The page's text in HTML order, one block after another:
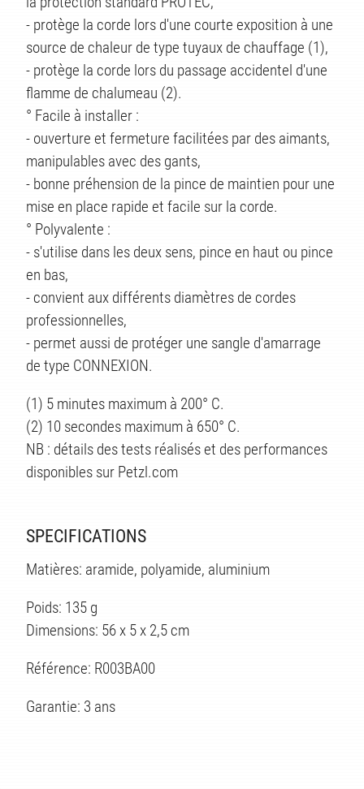
- protège la corde lors d'une courte exposition à une
source de chaleur de type tuyaux de chauffage (1),
- protège la corde lors du passage accidentel d'une
flamme de chalumeau (2).
° Facile à installer :
- ouverture et fermeture facilitées par des aimants,
manipulables avec des gants,
- bonne préhension de la pince de maintien pour une
mise en place rapide et facile sur la corde.
° Polyvalente :
- s'utilise dans les deux sens, pince en haut ou pince
en bas,
- convient aux différents diamètres de cordes
professionnelles,
- permet aussi de protéger une sangle d'amarrage
de type CONNEXION.
(1) 5 minutes maximum à 200° C.
(2) 10 secondes maximum à 650° C.
NB : détails des tests réalisés et des performances
disponibles sur Petzl.com
SPECIFICATIONS
Matières: aramide, polyamide, aluminium
Poids: 135 g
Dimensions: 56 x 5 x 2,5 cm
Référence: R003BA00
Garantie: 3 ans